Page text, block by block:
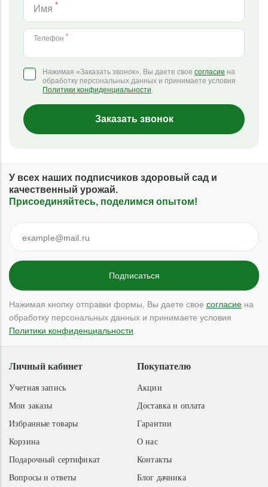
Имя *
Телефон *
Нажимая «Заказать звонок», Вы даете свое согласие на
обработку персональных данных и принимаете условия
Политики конфиденциальности.
Заказать звонок
У всех наших подписчиков здоровый сад и
качественный урожай.
Присоединяйтесь, поделимся опытом!
Нажимая кнопку отправки формы, Вы даете свое согласие на
обработку персональных данных и принимаете условия
Политики конфиденциальности
Покупателю
Акции
Доставка и оплата
Гарантии
О нас
Контакты
Блог дачника
Личный кабинет
Учетная запись
Мои заказы
Избранные товары
Корзина
Подарочный сертификат
Вопросы и ответы